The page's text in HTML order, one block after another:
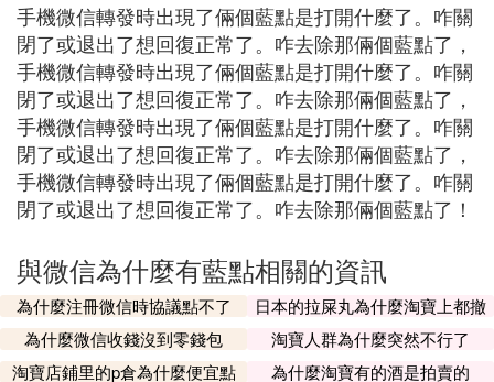
手機微信轉發時出現了倆個藍點是打開什麼了。咋關
閉了或退出了想回復正常了。咋去除那倆個藍點了，
手機微信轉發時出現了倆個藍點是打開什麼了。咋關
閉了或退出了想回復正常了。咋去除那倆個藍點了，
手機微信轉發時出現了倆個藍點是打開什麼了。咋關
閉了或退出了想回復正常了。咋去除那倆個藍點了，
手機微信轉發時出現了倆個藍點是打開什麼了。咋關
閉了或退出了想回復正常了。咋去除那倆個藍點了！
與微信為什麼有藍點相關的資訊
為什麼注冊微信時協議點不了
日本的拉屎丸為什麼淘寶上都撤
了
為什麼微信收錢沒到零錢包
淘寶人群為什麼突然不行了
淘寶店鋪里的p倉為什麼便宜點
為什麼淘寶有的酒是拍賣的